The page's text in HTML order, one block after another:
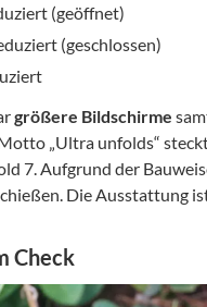
(geöffnet)
(geschlossen)
größere Bildschirme
„Ultra unfolds“
7. Aufgrund der
Die Ausstattung
Check